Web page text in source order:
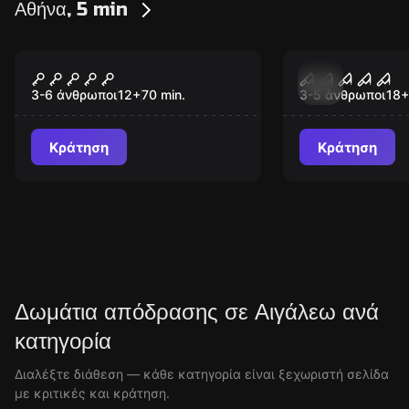
Αθήνα, 5 min
Cabin in the woods
3-6 άνθρωποι12+70 min.
Κράτηση
Νέος
Bloody
3-5 άνθρωποι18+
Κράτηση
Δωμάτια απόδρασης σε Αιγάλεω ανά
κατηγορία
Διαλέξτε διάθεση — κάθε κατηγορία είναι ξεχωριστή σελίδα
με κριτικές και κράτηση.